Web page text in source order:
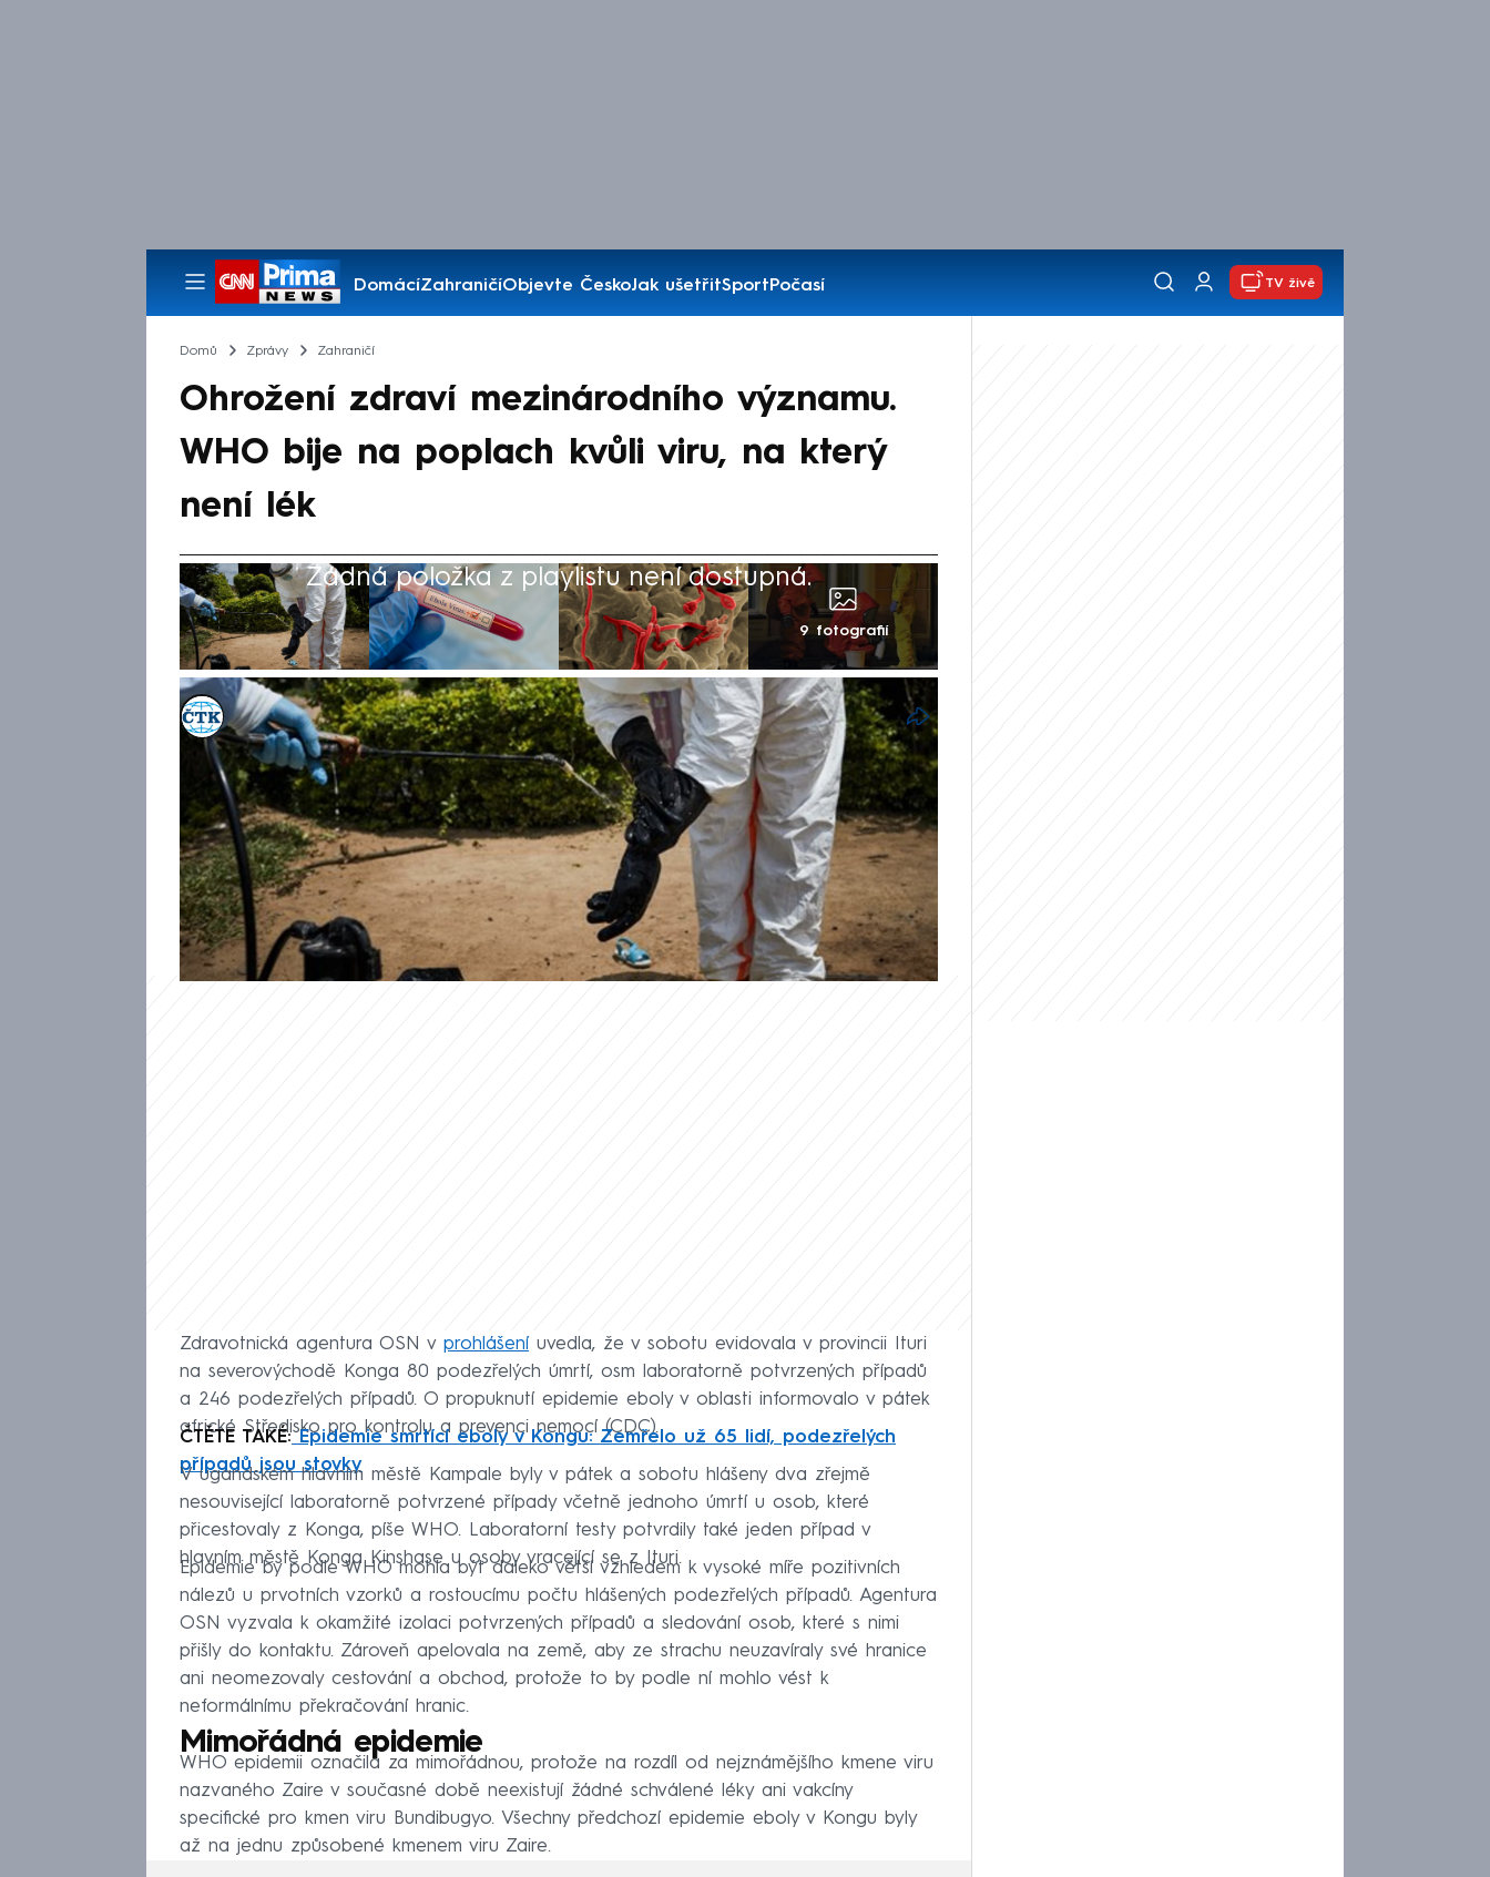
DomácíZahraničíObjevte ČeskoJak ušetřitSportPočasí
Pořady
TV živě
Domů Zprávy Zahraničí
Ohrožení zdraví mezinárodního významu.
WHO bije na poplach kvůli viru, na který
není lék
Žádná položka z playlistu není dostupná.
9 fotografií
ČTK
17. kvě 2026, 06:58
Světová zdravotnická organizace (WHO) v neděli označila epidemii
eboly v Kongu a Ugandě za ohrožení veřejného zdraví mezinárodního
významu. Cílem je podle agentur Reuters a DPA uvést sousední země
do zvýšené pohotovosti a mobilizovat podporu mezinárodního
společenství. Šíření nákazy způsobené virem Bundibugyo podle
organizace nesplňuje kritéria pro vyhlášení pandemické pohotovosti.
Zdravotnická agentura OSN v prohlášení uvedla, že v sobotu evidovala v provincii Ituri
na severovýchodě Konga 80 podezřelých úmrtí, osm laboratorně potvrzených případů
a 246 podezřelých případů. O propuknutí epidemie eboly v oblasti informovalo v pátek
africké Středisko pro kontrolu a prevenci nemocí (CDC).
ČTĚTE TAKÉ:Epidemie smrtící eboly v Kongu: Zemřelo už 65 lidí, podezřelých
případů jsou stovky
V ugandském hlavním městě Kampale byly v pátek a sobotu hlášeny dva zřejmě
nesouvisející laboratorně potvrzené případy včetně jednoho úmrtí u osob, které
přicestovaly z Konga, píše WHO. Laboratorní testy potvrdily také jeden případ v
hlavním městě Konga Kinshase u osoby vracející se z Ituri.
Epidemie by podle WHO mohla být daleko větší vzhledem k vysoké míře pozitivních
nálezů u prvotních vzorků a rostoucímu počtu hlášených podezřelých případů. Agentura
OSN vyzvala k okamžité izolaci potvrzených případů a sledování osob, které s nimi
přišly do kontaktu. Zároveň apelovala na země, aby ze strachu neuzavíraly své hranice
ani neomezovaly cestování a obchod, protože to by podle ní mohlo vést k
neformálnímu překračování hranic.
Mimořádná epidemie
WHO epidemii označila za mimořádnou, protože na rozdíl od nejznámějšího kmene viru
nazvaného Zaire v současné době neexistují žádné schválené léky ani vakcíny
specifické pro kmen viru Bundibugyo. Všechny předchozí epidemie eboly v Kongu byly
až na jednu způsobené kmenem viru Zaire.